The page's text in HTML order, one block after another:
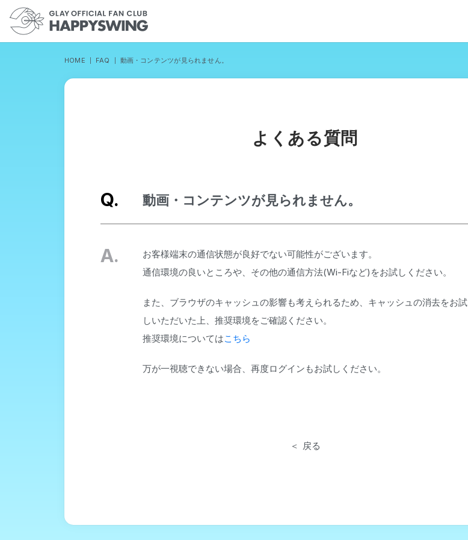
HOME FAQ 動画・コンテンツが見られません。
よくある質問
動画・コンテンツが見られません。
お客様端末の通信状態が良好でない可能性がございます。
通信環境の良いところや、その他の通信方法(Wi-Fiなど)をお試しください。
また、ブラウザのキャッシュの影響も考えられるため、キャッシュの消去をお試
しいただいた上、推奨環境をご確認ください。
推奨環境についてはこちら
万が一視聴できない場合、再度ログインもお試しください。
戻る